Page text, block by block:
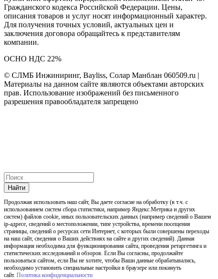
Гражданского кодекса Российской Федерации. Цены,
описания товаров и услуг носят информационный характер.
Для получения точных условий, актуальных цен и
заключения договора обращайтесь к представителям
компании.
ОСНО НДС 22%
© СЛМБ Инжиниринг, Bayliss, Солар Манблан 060509.ru |
Материалы на данном сайте являются объектами авторских
прав. Использование изображений без письменного
разрешения правообладателя запрещено
Найти
Продолжая использовать наш cайт, Вы даете согласие на обработку (в т.ч. с
использованием систем сбора статистики, например Яндекс.Метрика и других
систем) файлов cookie, иных пользовательских данных (например сведений о Вашем
ip-адресе, сведений о местоположении, типе устройства, времени посещения
страницы, сведений о ресурсах сети Интернет, с которых были совершены переходы
на наш сайт, сведения о Ваших действиях на сайте и других сведений). Данная
информация необходима для функционирования сайта, проведения ретаргетинга и
статистических исследований и обзоров. Если Вы согласны, продолжайте
пользоваться сайтом, если Вы не хотите, чтобы Ваши данные обрабатывались,
необходимо установить специальные настройки в браузере или покинуть
сайт. Политика конфиденциальности